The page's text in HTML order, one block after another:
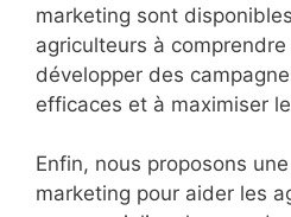
marketing sont
agriculteurs à
développer des
efficaces et à maximiser
Enfin, nous proposons
marketing pour aider les